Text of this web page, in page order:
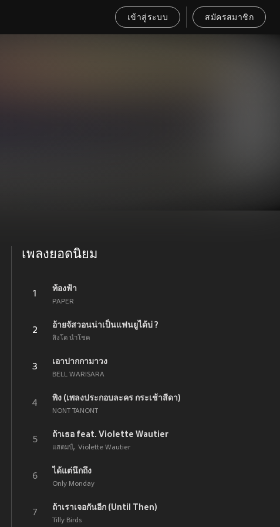
เข้าสู่ระบบ สมัครสมาชิก
เพลงยอดนิยม
1
ท้องฟ้า
PAPER
2
อ้ายจัสวอนน่าเป็นแฟนยูได้บ่ ?
สิงโต นำโชค
3
เอาปากกามาวง
BELL WARISARA
4
พิง (เพลงประกอบละคร กระเช้าสีดา)
NONT TANONT
5
ถ้าเธอ feat. Violette Wautier
แสตมป์ Violette Wautier
6
ได้แต่นึกถึง
Only Monday
7
ถ้าเราเจอกันอีก (Until Then)
Tilly Birds